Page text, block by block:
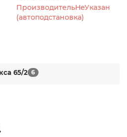
ПроизводительНеУказан
(автоподстановка)
65/2 6